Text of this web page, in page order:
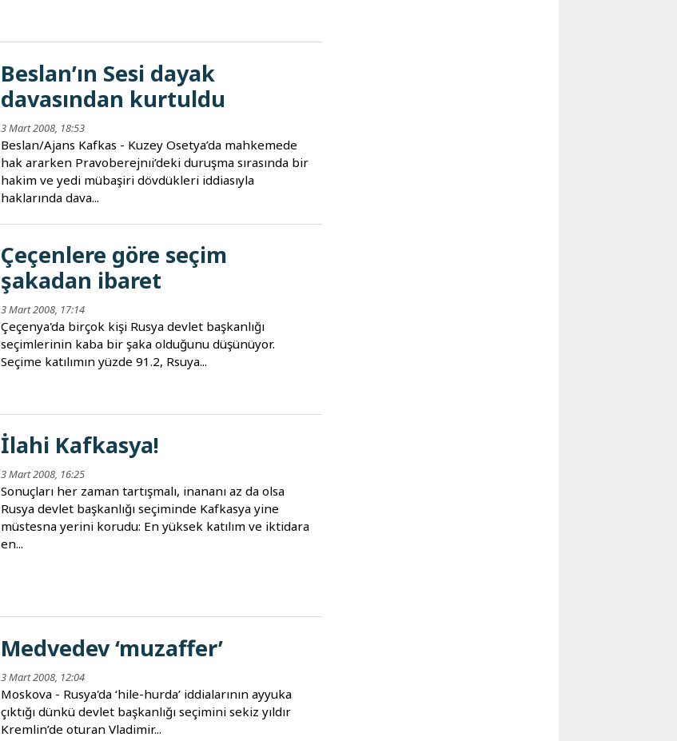
Beslan’ın Sesi dayak
davasından kurtuldu
3 Mart 2008, 18:53
Beslan/Ajans Kafkas - Kuzey Osetya’da mahkemede
hak ararken Pravoberejnıi’deki duruşma sırasında bir
hakim ve yedi mübaşiri dövdükleri iddiasıyla
haklarında dava...
Çeçenlere göre seçim
şakadan ibaret
3 Mart 2008, 17:14
Çeçenya'da birçok kişi Rusya devlet başkanlığı
seçimlerinin kaba bir şaka olduğunu düşünüyor.
Seçime katılımın yüzde 91.2, Rsuya...
İlahi Kafkasya!
3 Mart 2008, 16:25
Sonuçları her zaman tartışmalı, inananı az da olsa
Rusya devlet başkanlığı seçiminde Kafkasya yine
müstesna yerini korudu: En yüksek katılım ve iktidara
en...
Medvedev ‘muzaffer’
3 Mart 2008, 12:04
Moskova - Rusya'da ‘hile-hurda’ iddialarının ayyuka
çıktığı dünkü devlet başkanlığı seçimini sekiz yıldır
Kremlin’de oturan Vladimir...